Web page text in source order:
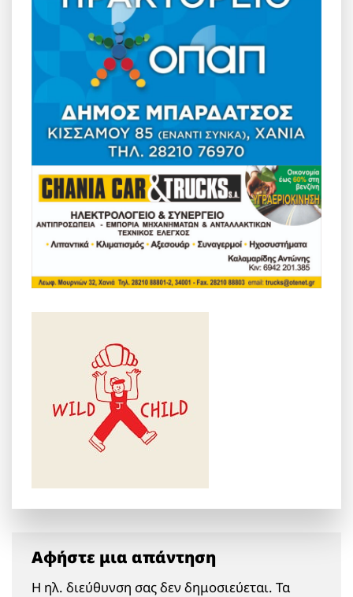
Αφήστε μια απάντηση
Η ηλ. διεύθυνση σας δεν δημοσιεύεται. Τα